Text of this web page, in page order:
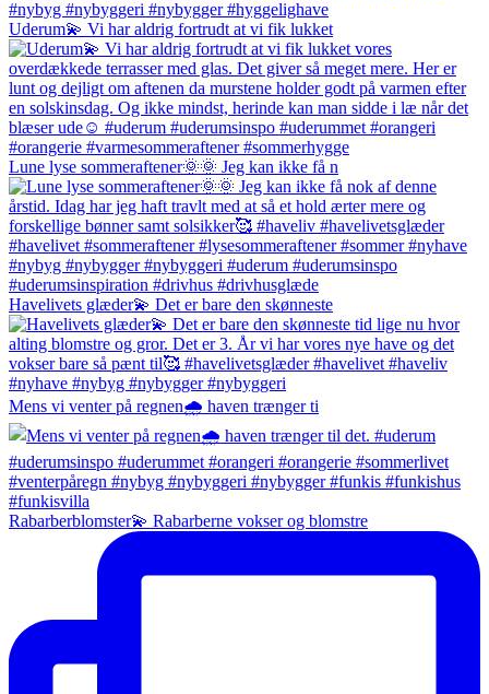
Uderum💫 Vi har aldrig fortrudt at vi fik lukket
Lune lyse sommeraftener🌞🌞 Jeg kan ikke få n
Havelivets glæder💫 Det er bare den skønneste
Mens vi venter på regnen🌧️ haven trænger ti
Rabarberblomster💫 Rabarberne vokser og blomstre